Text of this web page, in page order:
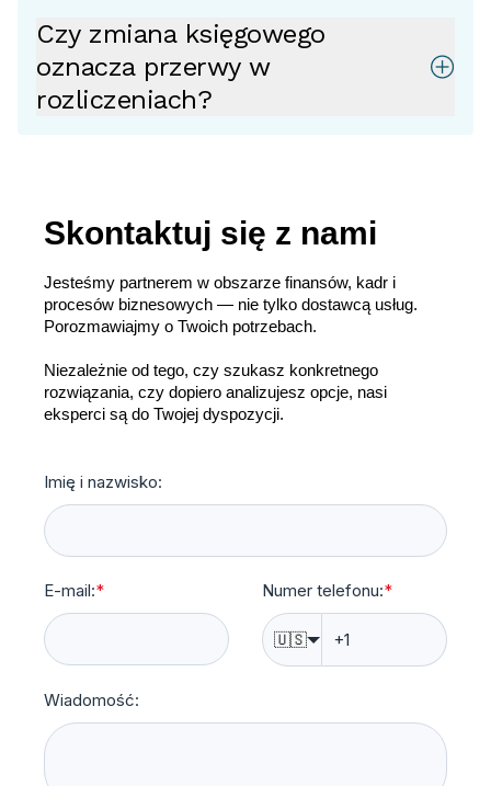
Czy zmiana księgowego
oznacza przerwy w
rozliczeniach?
Skontaktuj się z nami
Jesteśmy partnerem w obszarze finansów, kadr i
procesów biznesowych — nie tylko dostawcą usług.
Porozmawiajmy o Twoich potrzebach.
Niezależnie od tego, czy szukasz konkretnego
rozwiązania, czy dopiero analizujesz opcje, nasi
eksperci są do Twojej dyspozycji.
Imię i nazwisko:
E-mail:* Numer telefonu:*
🇺🇸
Wiadomość: